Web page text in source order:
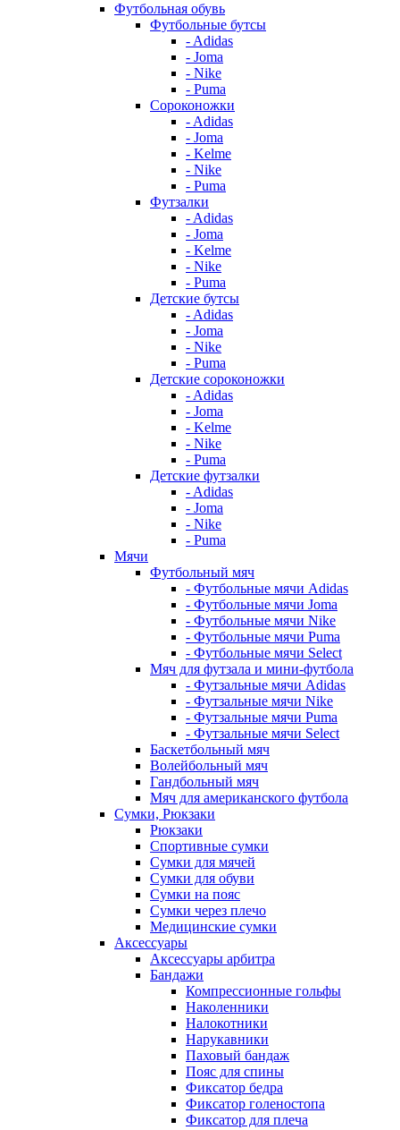
Футбольная обувь
Футбольные бутсы
- Adidas
- Joma
- Nike
- Puma
Сороконожки
- Adidas
- Joma
- Kelme
- Nike
- Puma
Футзалки
- Adidas
- Joma
- Kelme
- Nike
- Puma
Детские бутсы
- Adidas
- Joma
- Nike
- Puma
Детские сороконожки
- Adidas
- Joma
- Kelme
- Nike
- Puma
Детские футзалки
- Adidas
- Joma
- Nike
- Puma
Мячи
Футбольный мяч
- Футбольные мячи Adidas
- Футбольные мячи Joma
- Футбольные мячи Nike
- Футбольные мячи Puma
- Футбольные мячи Select
Мяч для футзала и мини-футбола
- Футзальные мячи Adidas
- Футзальные мячи Nike
- Футзальные мячи Puma
- Футзальные мячи Select
Баскетбольный мяч
Волейбольный мяч
Гандбольный мяч
Мяч для американского футбола
Сумки, Рюкзаки
Рюкзаки
Спортивные сумки
Сумки для мячей
Сумки для обуви
Сумки на пояс
Сумки через плечо
Медицинские сумки
Аксессуары
Аксессуары арбитра
Бандажи
Компрессионные гольфы
Наколенники
Налокотники
Нарукавники
Паховый бандаж
Пояс для спины
Фиксатор бедра
Фиксатор голеностопа
Фиксатор для плеча